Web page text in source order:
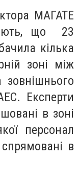
МАГАТЕ
що 23
кілька
зоні між
зовнішнього
Експерти
в зоні
персонал
в